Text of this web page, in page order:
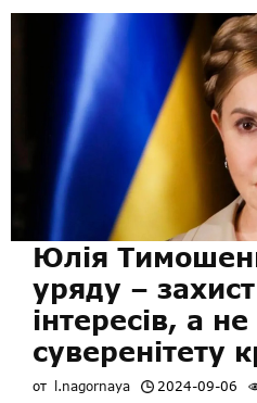
Юлія
уряду –
інтересів, а
суверенітету
от l.nagornaya 2024-09-06